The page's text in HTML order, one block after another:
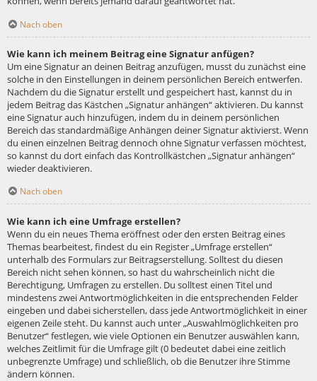
Nach oben
Wie kann ich meinem Beitrag eine Signatur anfügen?
Um eine Signatur an deinen Beitrag anzufügen, musst du zunächst eine
solche in den Einstellungen in deinem persönlichen Bereich entwerfen.
Nachdem du die Signatur erstellt und gespeichert hast, kannst du in
jedem Beitrag das Kästchen „Signatur anhängen“ aktivieren. Du kannst
eine Signatur auch hinzufügen, indem du in deinem persönlichen
Bereich das standardmäßige Anhängen deiner Signatur aktivierst. Wenn
du einen einzelnen Beitrag dennoch ohne Signatur verfassen möchtest,
so kannst du dort einfach das Kontrollkästchen „Signatur anhängen“
wieder deaktivieren.
Nach oben
Wie kann ich eine Umfrage erstellen?
Wenn du ein neues Thema eröffnest oder den ersten Beitrag eines
Themas bearbeitest, findest du ein Register „Umfrage erstellen“
unterhalb des Formulars zur Beitragserstellung. Solltest du diesen
Bereich nicht sehen können, so hast du wahrscheinlich nicht die
Berechtigung, Umfragen zu erstellen. Du solltest einen Titel und
mindestens zwei Antwortmöglichkeiten in die entsprechenden Felder
eingeben und dabei sicherstellen, dass jede Antwortmöglichkeit in einer
eigenen Zeile steht. Du kannst auch unter „Auswahlmöglichkeiten pro
Benutzer“ festlegen, wie viele Optionen ein Benutzer auswählen kann,
welches Zeitlimit für die Umfrage gilt (0 bedeutet dabei eine zeitlich
unbegrenzte Umfrage) und schließlich, ob die Benutzer ihre Stimme
ändern können.